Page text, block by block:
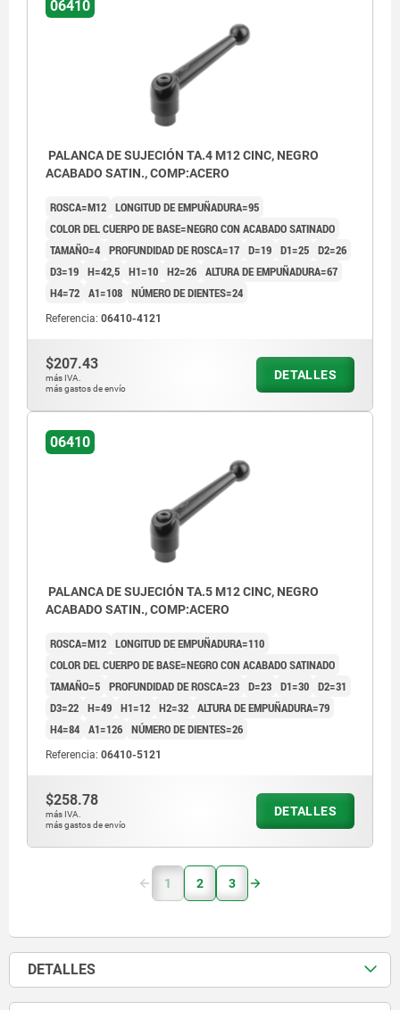
06410
PALANCA DE SUJECIÓN TA.4 M12 CINC, NEGRO
ACABADO SATIN., COMP:ACERO
ROSCA=M12 LONGITUD DE EMPUÑADURA=95
COLOR DEL CUERPO DE BASE=NEGRO CON ACABADO SATINADO
TAMAÑO=4 PROFUNDIDAD DE ROSCA=17 D=19 D1=25 D2=26
D3=19 H=42,5 H1=10 H2=26 ALTURA DE EMPUÑADURA=67
H4=72 A1=108 NÚMERO DE DIENTES=24
Referencia: 06410-4121
$207.43
más IVA.
más gastos de envío
DETALLES
06410
PALANCA DE SUJECIÓN TA.5 M12 CINC, NEGRO
ACABADO SATIN., COMP:ACERO
ROSCA=M12 LONGITUD DE EMPUÑADURA=110
COLOR DEL CUERPO DE BASE=NEGRO CON ACABADO SATINADO
TAMAÑO=5 PROFUNDIDAD DE ROSCA=23 D=23 D1=30 D2=31
D3=22 H=49 H1=12 H2=32 ALTURA DE EMPUÑADURA=79
H4=84 A1=126 NÚMERO DE DIENTES=26
Referencia: 06410-5121
$258.78
más IVA.
más gastos de envío
DETALLES
1 2 3
DETALLES